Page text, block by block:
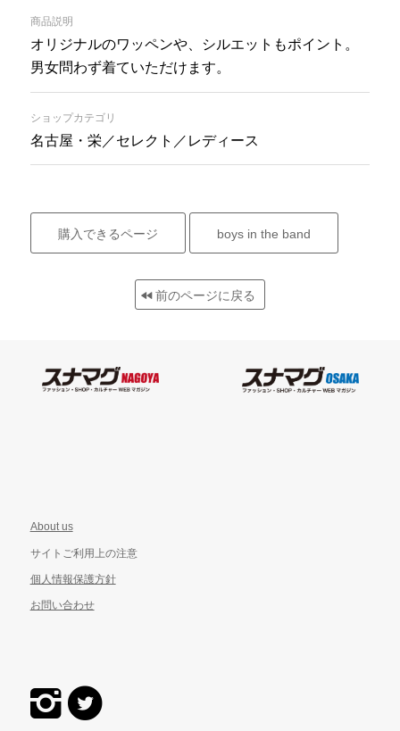
商品説明
オリジナルのワッペンや、シルエットもポイント。
男女問わず着ていただけます。
ショップカテゴリ
名古屋・栄／セレクト／レディース
購入できるページ boys in the band
前のページに戻る
About us
サイトご利用上の注意
個人情報保護方針
お問い合わせ